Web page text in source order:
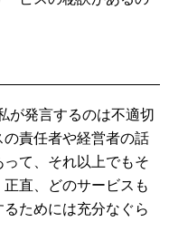
が発言するのは不適切
責任者や経営者の話
て、それ以上でもそ
直、どのサービスも
ためには充分なぐら